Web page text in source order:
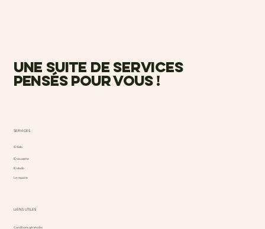
une suite de services
pensés pour vous !
SERVICES
ID Kdo
ID causette
ID dodo
Le repaire
LIENS UTILES
Conditions générales